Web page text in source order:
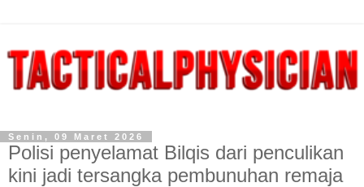
Senin, 09 Maret 2026
Polisi penyelamat Bilqis dari penculikan
kini jadi tersangka pembunuhan remaja